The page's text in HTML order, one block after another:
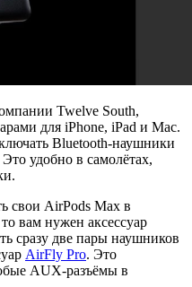
Twelve South,
для iPhone, iPad и Mac.
Bluetooth-наушники
удобно в самолётах,
свои AirPods Max в
вам нужен аксессуар
сразу две пары наушников
AirFly Pro. Это
AUX-разъёмы в